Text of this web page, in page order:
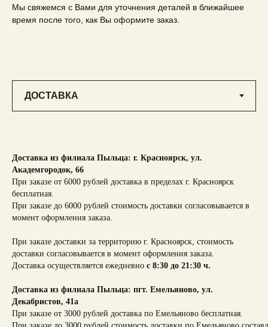
Мы свяжемся с Вами для уточнения деталей в ближайшее
время после того, как Вы оформите заказ.
Доставка из филиала Пыльца: г. Красноярск, ул.
Академгородок, 66
При заказе от 6000 рублей доставка в пределах г. Красноярск
бесплатная.
При заказе до 6000 рублей стоимость доставки согласовывается в
момент оформления заказа.
При заказе доставки за территорию г. Красноярск, стоимость
доставки согласовывается в момент оформления заказа.
Доставка осуществляется ежедневно с 8:30 до 21:30 ч.
Доставка из филиала Пыльца: пгт. Емельяново, ул.
Декабристов, 41а
При заказе от 3000 рублей доставка по Емельяново бесплатная.